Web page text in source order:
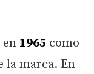
en 1965 como
la marca. En